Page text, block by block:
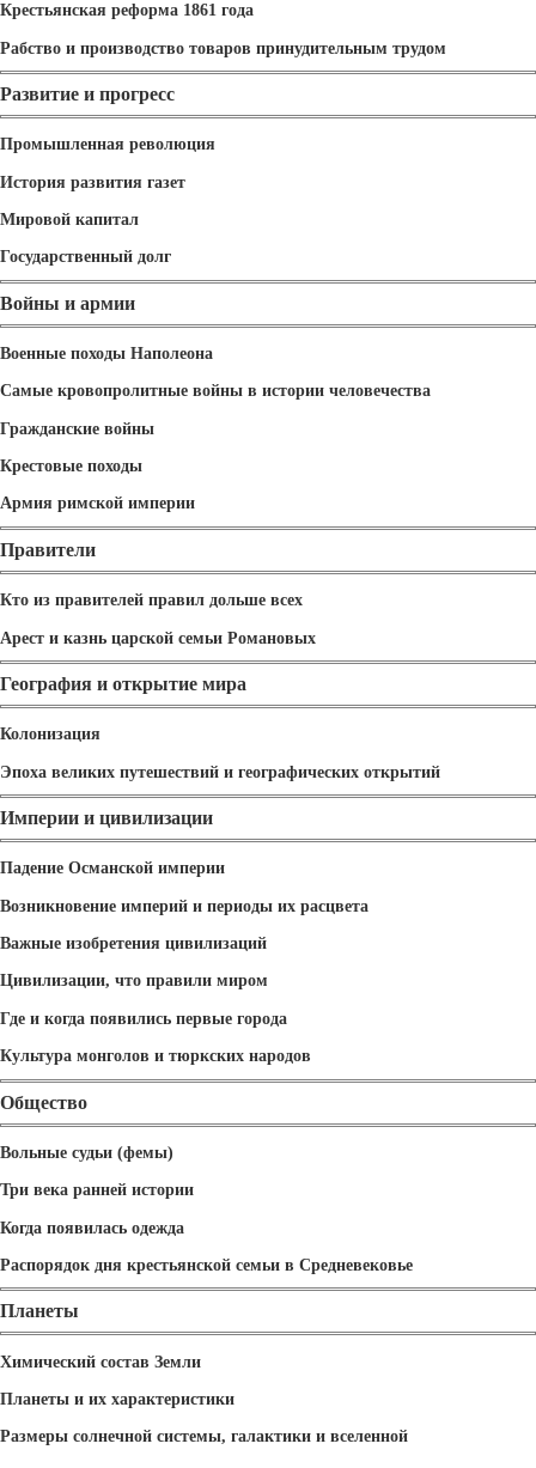
Крестьянская реформа 1861 года
Рабство и производство товаров принудительным трудом
Развитие и прогресс
Промышленная революция
История развития газет
Мировой капитал
Государственный долг
Войны и армии
Военные походы Наполеона
Самые кровопролитные войны в истории человечества
Гражданские войны
Крестовые походы
Армия римской империи
Правители
Кто из правителей правил дольше всех
Арест и казнь царской семьи Романовых
География и открытие мира
Колонизация
Эпоха великих путешествий и географических открытий
Империи и цивилизации
Падение Османской империи
Возникновение империй и периоды их расцвета
Важные изобретения цивилизаций
Цивилизации, что правили миром
Где и когда появились первые города
Культура монголов и тюркских народов
Общество
Вольные судьи (фемы)
Три века ранней истории
Когда появилась одежда
Распорядок дня крестьянской семьи в Средневековье
Планеты
Химический состав Земли
Планеты и их характеристики
Размеры солнечной системы, галактики и вселенной